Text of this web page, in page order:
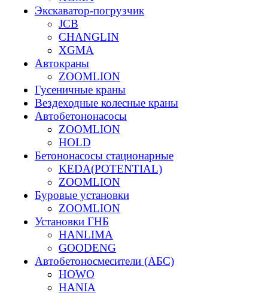
Экскаватор-погрузчик
JCB
CHANGLIN
XGMA
Автокраны
ZOOMLION
Гусеничные краны
Вездеходные колесные краны
Автобетононасосы
ZOOMLION
HOLD
Бетононасосы стационарные
KEDA(POTENTIAL)
ZOOMLION
Буровые установки
ZOOMLION
Установки ГНБ
HANLIMA
GOODENG
Автобетоносмесители (АБС)
HOWO
HANIA